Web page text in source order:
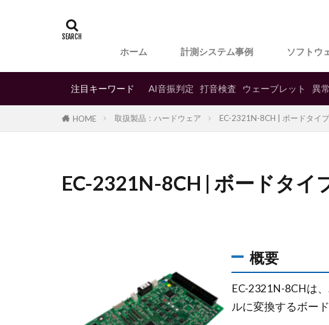
ホーム 計測システム事例 ソフトウ
注目キーワード AI音振判定 打音検査 ウェーブレット 異
HOME 取扱製品：ハードウェア EC-2321N-8CH | ボードタイ
EC-2321N-8CH | ボードタ
概要
EC-2321N-8CHは
ルに変換するボー